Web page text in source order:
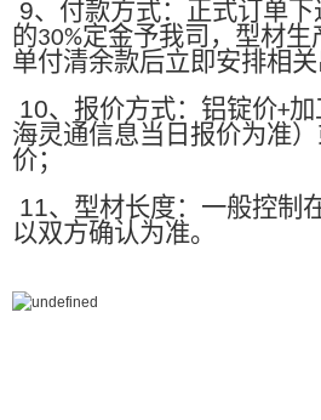
9、付款方式：正式订单
的30%定金予我司，型材
单付清余款后立即安排相关
10、报价方式：铝锭价+
海灵通信息当日报价为准
价；
11、型材长度：一般控制
以双方确认为准。